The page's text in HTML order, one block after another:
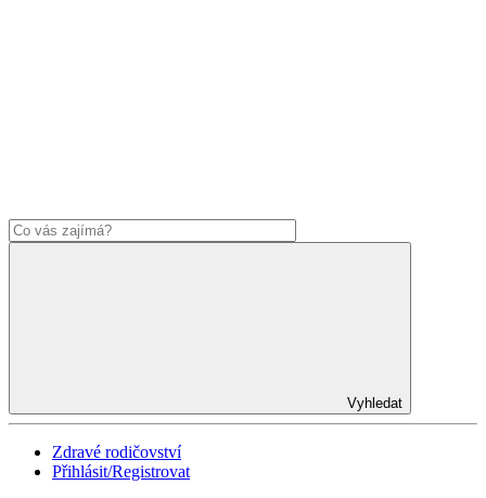
Vyhledat
Zdravé rodičovství
Přihlásit/Registrovat